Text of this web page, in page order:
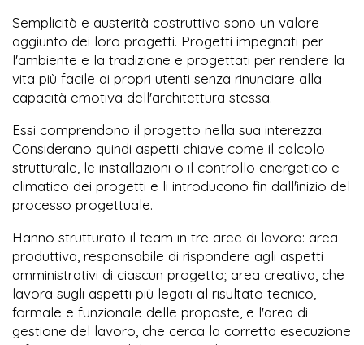
Semplicità e austerità costruttiva sono un valore
aggiunto dei loro progetti. Progetti impegnati per
l'ambiente e la tradizione e progettati per rendere la
vita più facile ai propri utenti senza rinunciare alla
capacità emotiva dell'architettura stessa.
Essi comprendono il progetto nella sua interezza.
Considerano quindi aspetti chiave come il calcolo
strutturale, le installazioni o il controllo energetico e
climatico dei progetti e li introducono fin dall'inizio del
processo progettuale.
Hanno strutturato il team in tre aree di lavoro: area
produttiva, responsabile di rispondere agli aspetti
amministrativi di ciascun progetto; area creativa, che
lavora sugli aspetti più legati al risultato tecnico,
formale e funzionale delle proposte, e l'area di
gestione del lavoro, che cerca la corretta esecuzione